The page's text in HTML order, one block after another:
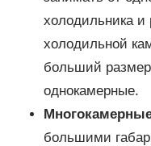
холодильника и
холодильной
больший
однокамерные.
большими